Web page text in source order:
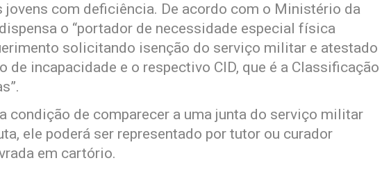
jovens com deficiência. De acordo com o Ministério da
o “portador de necessidade especial física
solicitando isenção do serviço militar e atestado
incapacidade e o respectivo CID, que é a Classificação
condição de comparecer a uma junta do serviço militar
ele poderá ser representado por tutor ou curador
em cartório.